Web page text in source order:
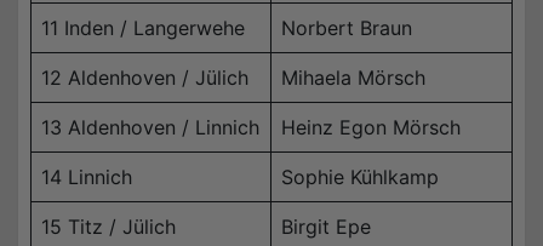
11 Inden / Langerwehe Norbert Braun
12 Aldenhoven / Jülich Mihaela Mörsch
13 Aldenhoven / Linnich Heinz Egon Mörsch
14 Linnich Sophie Kühlkamp
15 Titz / Jülich Birgit Epe